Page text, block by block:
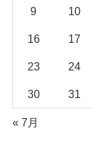
9 10
16 17
23 24
30 31
« 7月